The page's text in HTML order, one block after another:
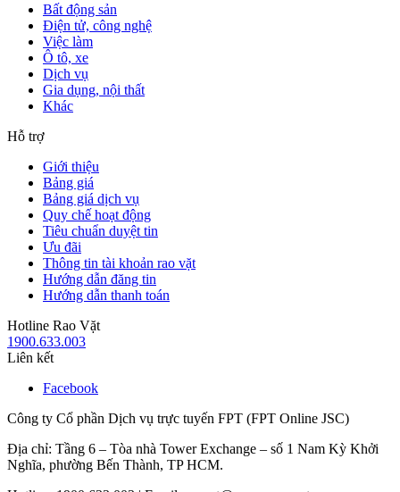
Bất động sản
Điện tử, công nghệ
Việc làm
Ô tô, xe
Dịch vụ
Gia dụng, nội thất
Khác
Hỗ trợ
Giới thiệu
Bảng giá
Bảng giá dịch vụ
Quy chế hoạt động
Tiêu chuẩn duyệt tin
Ưu đãi
Thông tin tài khoản rao vặt
Hướng dẫn đăng tin
Hướng dẫn thanh toán
Hotline Rao Vặt
1900.633.003
Liên kết
Facebook
Công ty Cổ phần Dịch vụ trực tuyến FPT (FPT Online JSC)
Địa chỉ: Tầng 6 – Tòa nhà Tower Exchange – số 1 Nam Kỳ Khởi
Nghĩa, phường Bến Thành, TP HCM.